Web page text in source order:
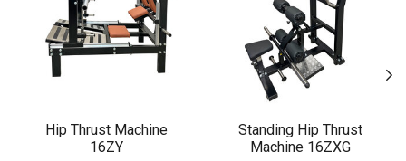
Hip Thrust Machine
16ZY
Standing Hip Thrust
Machine 16ZXG